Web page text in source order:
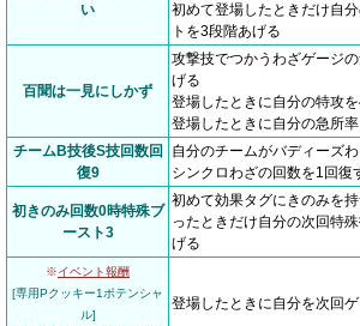
い
初めて登場したときだけ自
トを3段階あげる
百聞は一見にしかず
攻撃技でつかうわざゲージ
げる
登場したときに自分の特攻
登場したときに自分の急所
チームB技後S技回数回
復9
自分のチームがバディーズ
シンクロわざの回数を1回復
初きのみ回数0時特殊ブ
ースト3
初めて効果タグにきのみを
ったときだけ自分の次回特
げる
※イベント報酬
[専用Pクッキー1ポテンシャ
ル]
登場したときに自分を次回